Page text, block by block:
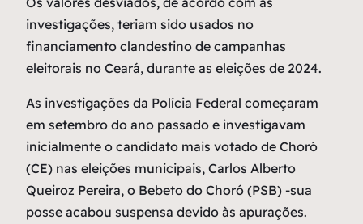
investigações, teriam sido usados no
financiamento clandestino de campanhas
eleitorais no Ceará, durante as eleições de 2024.
As investigações da Polícia Federal começaram
em setembro do ano passado e investigavam
inicialmente o candidato mais votado de Choró
(CE) nas eleições municipais, Carlos Alberto
Queiroz Pereira, o Bebeto do Choró (PSB) -sua
posse acabou suspensa devido às apurações.